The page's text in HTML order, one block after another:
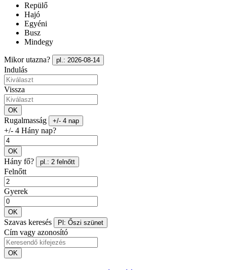
Repülő
Hajó
Egyéni
Busz
Mindegy
Mikor utazna? pl.: 2026-08-14
Indulás
Vissza
OK
Rugalmasság +/- 4 nap
+/- 4 Hány nap?
OK
Hány fő? pl.: 2 felnőtt
Felnőtt
Gyerek
OK
Szavas keresés Pl: Őszi szünet
Cím vagy azonosító
OK